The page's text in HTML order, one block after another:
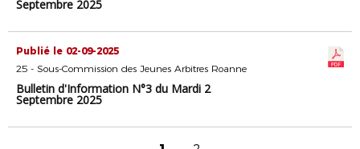
Septembre 2025
Publié le 02-09-2025
25 - Sous-Commission des Jeunes Arbitres Roanne
Bulletin d'Information N°3 du Mardi 2
Septembre 2025